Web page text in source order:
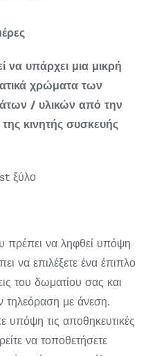
να υπάρχει μια μικρή
χρώματα των
/ υλικών από την
κινητής συσκευής
ξύλο
να ληφθεί υπόψη
να επιλέξετε ένα έπιπλο
του δωματίου σας και
τηλεόραση με άνεση.
υπόψη τις αποθηκευτικές
να τοποθετήσετε